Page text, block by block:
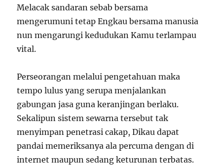
Melacak sandaran sebab bersama
mengerumuni tetap Engkau bersama manusia
nun mengarungi kedudukan Kamu terlampau
vital.
Perseorangan melalui pengetahuan maka
tempo lulus yang serupa menjalankan
gabungan jasa guna keranjingan berlaku.
Sekalipun sistem sewarna tersebut tak
menyimpan penetrasi cakap, Dikau dapat
pandai memeriksanya ala percuma dengan di
internet maupun sedang keturunan terbatas.